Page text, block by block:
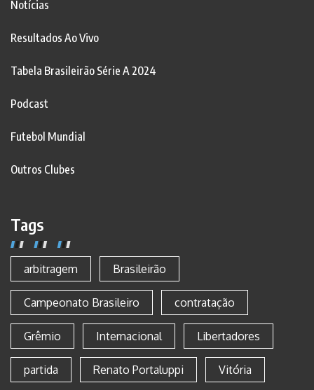
Notícias
Resultados Ao Vivo
Tabela Brasileirão Série A 2024
Podcast
Futebol Mundial
Outros Clubes
Tags
arbitragem Brasileirão
Campeonato Brasileiro contratação
Grêmio Internacional Libertadores
partida Renato Portaluppi Vitória